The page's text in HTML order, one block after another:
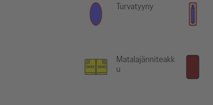
Turvatyyny
Matalajänniteakk
u